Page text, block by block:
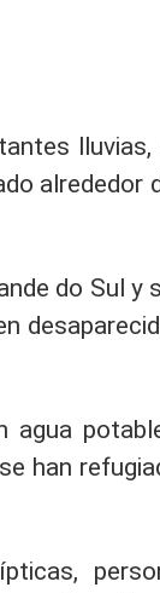
alrededor
do Sul y
agua
han